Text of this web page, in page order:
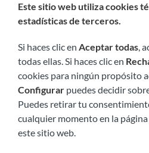
Visítanos próximamente en:
Este sitio web utiliza cookies
estadísticas de terceros.
Si haces clic en Aceptar todas,
todas ellas. Si haces clic en
cookies para ningún propósito
Configurar puedes decidir
Puedes retirar tu
cualquier momento en la
este sitio web.